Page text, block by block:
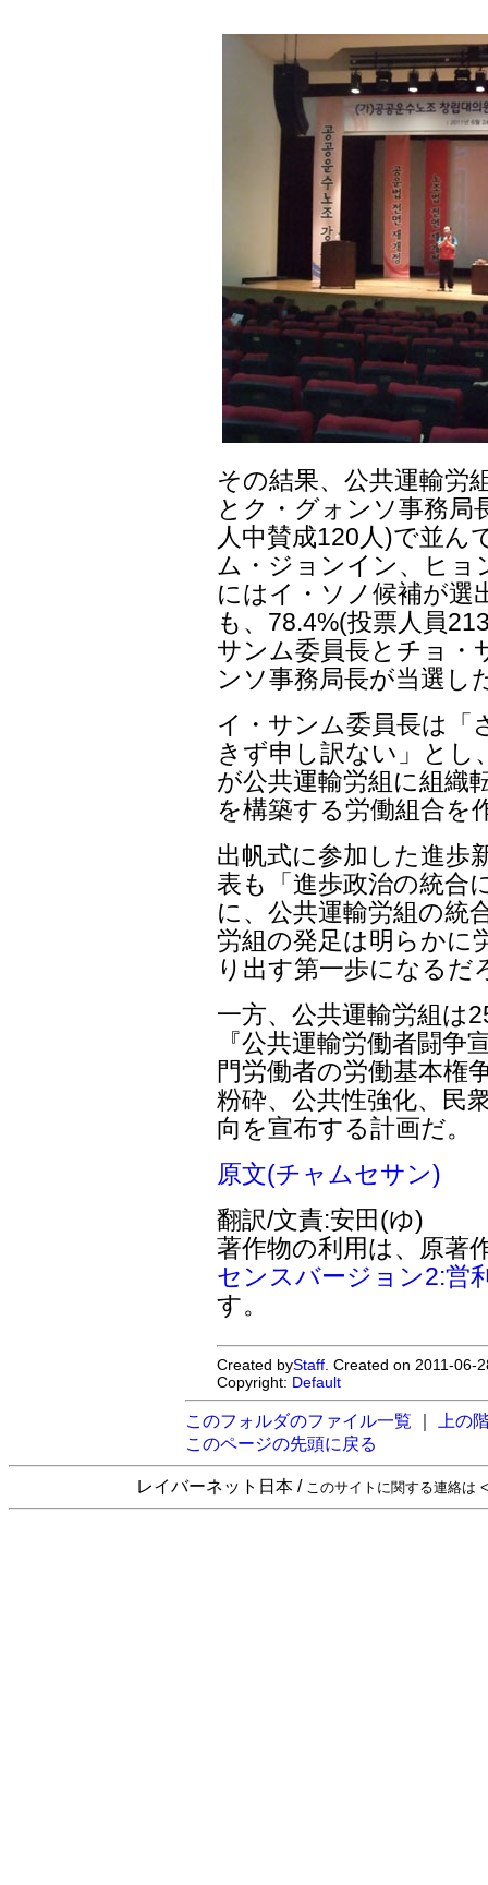
その結果、公共運輸労
とク・グォンソ事務局
人中賛成120人)で並ん
ム・ジョンイン、ヒョ
にはイ・ソノ候補が選
も、78.4%(投票人員
サンム委員長とチョ・
ンソ事務局長が当選し
イ・サンム委員長は「
きず申し訳ない」とし
が公共運輸労組に組織
を構築する労働組合を
出帆式に参加した進歩
表も「進歩政治の統合
に、公共運輸労組の統
労組の発足は明らかに
り出す第一歩になるだ
一方、公共運輸労組は
『公共運輸労働者闘争
門労働者の労働基本権
粉砕、公共性強化、民
向を宣布する計画だ。
原文(チャムセサン)
翻訳/文責:安田(ゆ)
著作物の利用は、原著
センスバージョン2:営
す。
Created byStaff . Created on 2011-
Copyright: Default
このフォルダのファイル一覧
上の
このページの先頭に戻る
レイバーネット日本 / このサイトに関する連絡は